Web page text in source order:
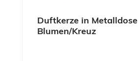
Duftkerze in Metalldose
Blumen/Kreuz